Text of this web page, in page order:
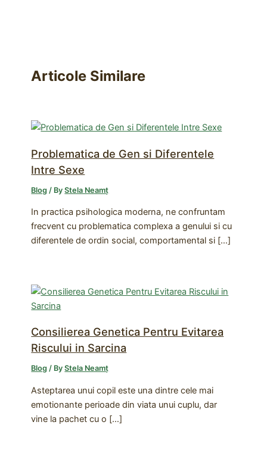
Articole Similare
Problematica de Gen si Diferentele
Intre Sexe
Blog / ByStela Neamț
In practica psihologica moderna, ne confruntam
frecvent cu problematica complexa a genului si cu
diferentele de ordin social, comportamental si […]
Consilierea Genetica Pentru Evitarea
Riscului in Sarcina
Blog / ByStela Neamț
Asteptarea unui copil este una dintre cele mai
emotionante perioade din viata unui cuplu, dar
vine la pachet cu o […]